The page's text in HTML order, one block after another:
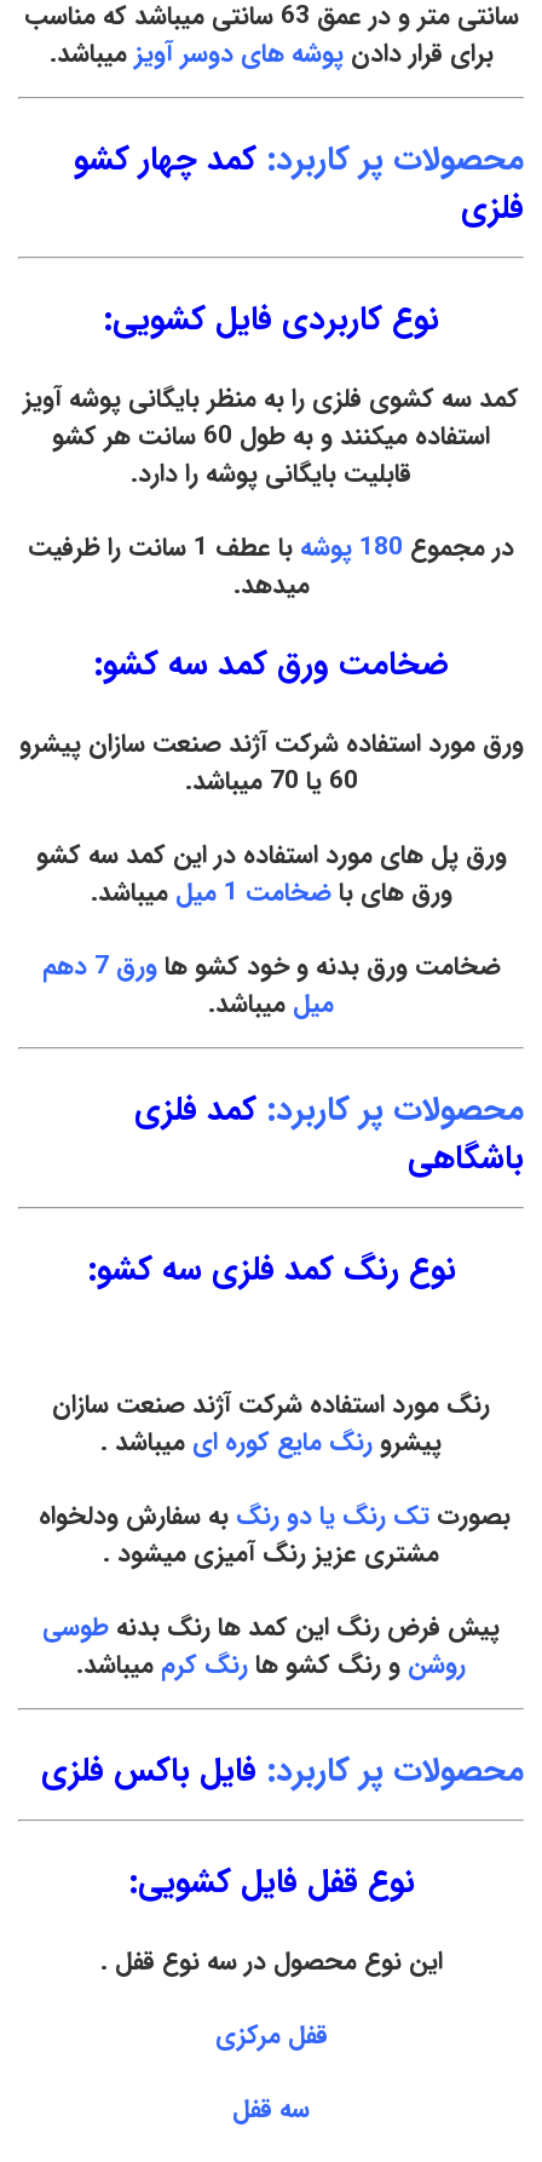
سانتی متر و در عمق 63 سانتی میباشد که مناسب
برای قرار دادن پوشه های دوسر آویز میباشد.
محصولات پر کاربرد: کمد چهار کشو
فلزی
نوع کاربردی فایل کشویی:
کمد سه کشوی فلزی را به منظر بایگانی پوشه آویز
استفاده میکنند و به طول 60 سانت هر کشو
قابلیت بایگانی پوشه را دارد.
در مجموع
با عطف 1 سانت را ظرفیت
میدهد.
ضخامت ورق کمد سه کشو:
ورق مورد استفاده شرکت آژند صنعت سازان پیشرو
60 یا 70 میباشد.
ورق پل های مورد استفاده در این کمد سه کشو
ورق های باضخامت 1 میل
میباشد.
ضخامت ورق بدنه و خود کشو ها
ورق 7 دهم
میل میباشد.
محصولات پر کاربرد: کمد فلزی
باشگاهی
نوع رنگ کمد فلزی سه کشو:
رنگ مورد استفاده شرکت آژند صنعت سازان
پیشرو رنگ مایع کوره ای میباشد .
بصورت تک رنگ یا دو رنگ به سفارش ودلخواه
مشتری عزیز رنگ آمیزی میشود .
پیش فرض رنگ این کمد ها رنگ بدنه طوسی
روشن و رنگ کشو هارنگ کرم میباشد.
محصولات پر کاربرد: فایل باکس فلزی
نوع قفل فایل کشویی:
این نوع محصول در سه نوع قفل .
قفل مرکزی
سه قفل